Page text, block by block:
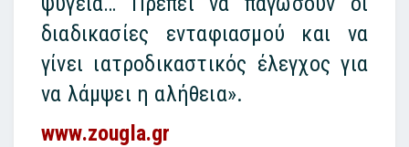
διαδικασίες ενταφιασμού και να
γίνει ιατροδικαστικός έλεγχος για
να λάμψει η αλήθεια».
www.zougla.gr